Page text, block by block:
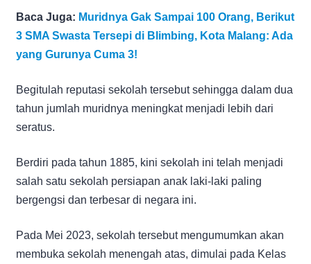
Baca Juga: Muridnya Gak Sampai 100 Orang, Berikut
3 SMA Swasta Tersepi di Blimbing, Kota Malang: Ada
yang Gurunya Cuma 3!
Begitulah reputasi sekolah tersebut sehingga dalam dua
tahun jumlah muridnya meningkat menjadi lebih dari
seratus.
Berdiri pada tahun 1885, kini sekolah ini telah menjadi
salah satu sekolah persiapan anak laki-laki paling
bergengsi dan terbesar di negara ini.
Pada Mei 2023, sekolah tersebut mengumumkan akan
membuka sekolah menengah atas, dimulai pada Kelas